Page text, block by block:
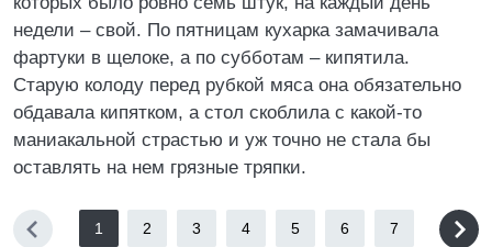
недели – свой. По пятницам кухарка замачивала
фартуки в щелоке, а по субботам – кипятила.
Старую колоду перед рубкой мяса она обязательно
обдавала кипятком, а стол скоблила с какой-то
маниакальной страстью и уж точно не стала бы
оставлять на нем грязные тряпки.
1 2 3 4 5 6 7